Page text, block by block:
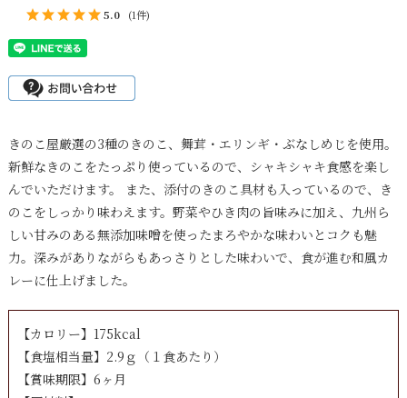
5.0
(1件)
きのこ屋厳選の3種のきのこ、舞茸・エリンギ・ぶなしめじを使用。
新鮮なきのこをたっぷり使っているので、シャキシャキ食感を楽し
んでいただけます。 また、添付のきのこ具材も入っているので、き
のこをしっかり味わえます。野菜やひき肉の旨味みに加え、九州ら
しい甘みのある無添加味噌を使ったまろやかな味わいとコクも魅
力。深みがありながらもあっさりとした味わいで、食が進む和風カ
レーに仕上げました。
【カロリー】175kcal
【食塩相当量】2.9ｇ（１食あたり）
【賞味期限】6ヶ月